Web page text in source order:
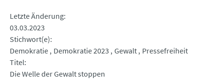
Letzte Änderung
03.03.2023
Stichwort(e)
Demokratie Demokratie 2023 Gewalt Pressefreiheit
Titel
Die Welle der Gewalt stoppen